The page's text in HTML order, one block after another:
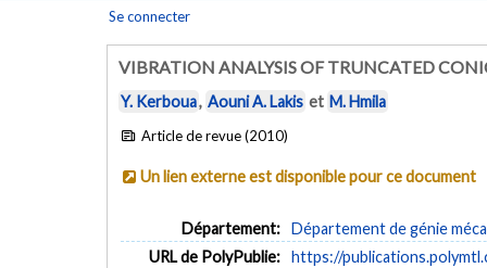
Se connecter
VIBRATION ANALYSIS OF TRUNCATED
Y. Kerboua, Aouni A. Lakis et M. Hmila
Article de revue (2010)
Un lien externe est disponible pour ce document
Département: Département de génie
URL de PolyPublie: https://